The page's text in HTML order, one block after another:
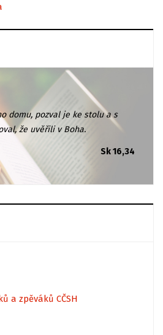
domu, pozval je ke stolu a s
že uvěřili v Boha.
Sk 16,34
a zpěváků CČSH